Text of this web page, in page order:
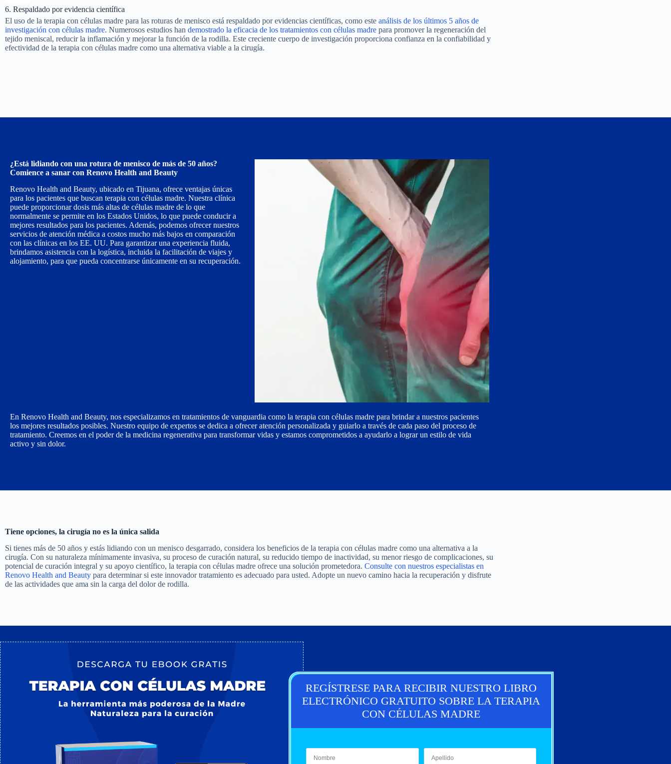
6. Respaldado por evidencia científica
El uso de la terapia con células madre para las roturas de menisco está respaldado por evidencias científicas, como este análisis de los últimos 5 años de
investigación con células madre. Numerosos estudios han demostrado la eficacia de los tratamientos con células madre para promover la regeneración del
tejido meniscal, reducir la inflamación y mejorar la función de la rodilla. Este creciente cuerpo de investigación proporciona confianza en la confiabilidad y
efectividad de la terapia con células madre como una alternativa viable a la cirugía.
¿Está lidiando con una rotura de menisco de más de 50 años?
Comience a sanar con Renovo Health and Beauty
Renovo Health and Beauty, ubicado en Tijuana, ofrece ventajas únicas
para los pacientes que buscan terapia con células madre. Nuestra clínica
puede proporcionar dosis más altas de células madre de lo que
normalmente se permite en los Estados Unidos, lo que puede conducir a
mejores resultados para los pacientes. Además, podemos ofrecer nuestros
servicios de atención médica a costos mucho más bajos en comparación
con las clínicas en los EE. UU. Para garantizar una experiencia fluida,
brindamos asistencia con la logística, incluida la facilitación de viajes y
alojamiento, para que pueda concentrarse únicamente en su recuperación.
En Renovo Health and Beauty, nos especializamos en tratamientos de vanguardia como la terapia con células madre para brindar a nuestros pacientes
los mejores resultados posibles. Nuestro equipo de expertos se dedica a ofrecer atención personalizada y guiarlo a través de cada paso del proceso de
tratamiento. Creemos en el poder de la medicina regenerativa para transformar vidas y estamos comprometidos a ayudarlo a lograr un estilo de vida
activo y sin dolor.
Tiene opciones, la cirugía no es la única salida
Si tienes más de 50 años y estás lidiando con un menisco desgarrado, considera los beneficios de la terapia con células madre como una alternativa a la
cirugía. Con su naturaleza mínimamente invasiva, su proceso de curación natural, su reducido tiempo de inactividad, su menor riesgo de complicaciones, su
potencial de curación integral y su apoyo científico, la terapia con células madre ofrece una solución prometedora. Consulte con nuestros especialistas en
Renovo Health and Beauty para determinar si este innovador tratamiento es adecuado para usted. Adopte un nuevo camino hacia la recuperación y disfrute
de las actividades que ama sin la carga del dolor de rodilla.
REGÍSTRESE PARA RECIBIR NUESTRO LIBRO
ELECTRÓNICO GRATUITO SOBRE LA TERAPIA
CON CÉLULAS MADRE